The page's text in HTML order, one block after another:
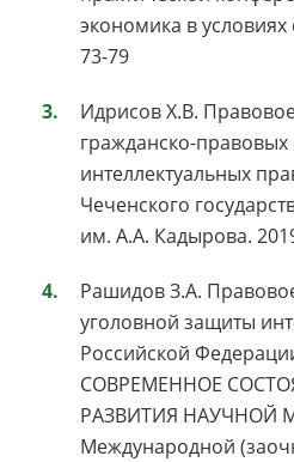
экономика в
73-79
Идрисов Х.В.
гражданско-
интеллектуальных
Чеченского
им. А.А. Кадырова.
Рашидов З.А.
уголовной защиты
Российской
СОВРЕМЕННОЕ
РАЗВИТИЯ НАУЧНОЙ
Международной